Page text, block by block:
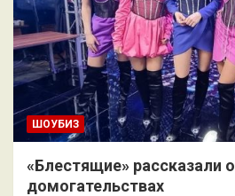
ШОУБИЗ
«Блестящие» рассказали о
домогательствах